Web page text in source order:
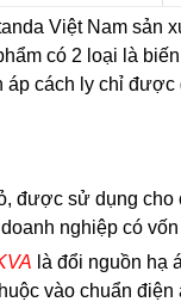
Việt Nam sản
có 2 loại là
cách ly chỉ
được sử dụng
nghiệp có
là đổi nguồn hạ
vào chuẩn